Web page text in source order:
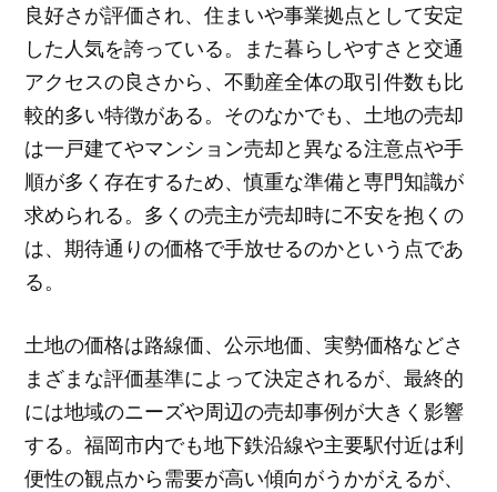
良好さが評価され、住まいや事業拠点として安定
した人気を誇っている。また暮らしやすさと交通
アクセスの良さから、不動産全体の取引件数も比
較的多い特徴がある。そのなかでも、土地の売却
は一戸建てやマンション売却と異なる注意点や手
順が多く存在するため、慎重な準備と専門知識が
求められる。多くの売主が売却時に不安を抱くの
は、期待通りの価格で手放せるのかという点であ
る。
土地の価格は路線価、公示地価、実勢価格などさ
まざまな評価基準によって決定されるが、最終的
には地域のニーズや周辺の売却事例が大きく影響
する。福岡市内でも地下鉄沿線や主要駅付近は利
便性の観点から需要が高い傾向がうかがえるが、